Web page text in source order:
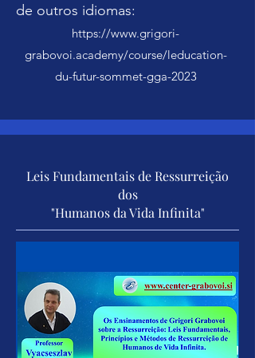
de outros idiomas:
https://www.grigori-
grabovoi.academy/course/leducation-
du-futur-sommet-gga-2023
Leis Fundamentais de Ressurreição
dos
"Humanos da Vida Infinita"